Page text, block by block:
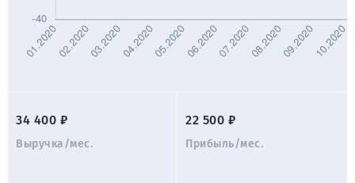
34 400 ₽
Выручка/мес.
22 500 ₽
Прибыль/мес.